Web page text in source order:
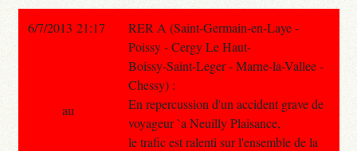
6/7/2013 21:17
RER A (Saint-Germain-en-Laye -
Poissy - Cergy Le Haut-
Boissy-Saint-Leger - Marne-la-Vallee -
Chessy) :
En repercussion d'un accident grave de
voyageur `a Neuilly Plaisance,
le trafic est ralenti sur l'ensemble de la
au